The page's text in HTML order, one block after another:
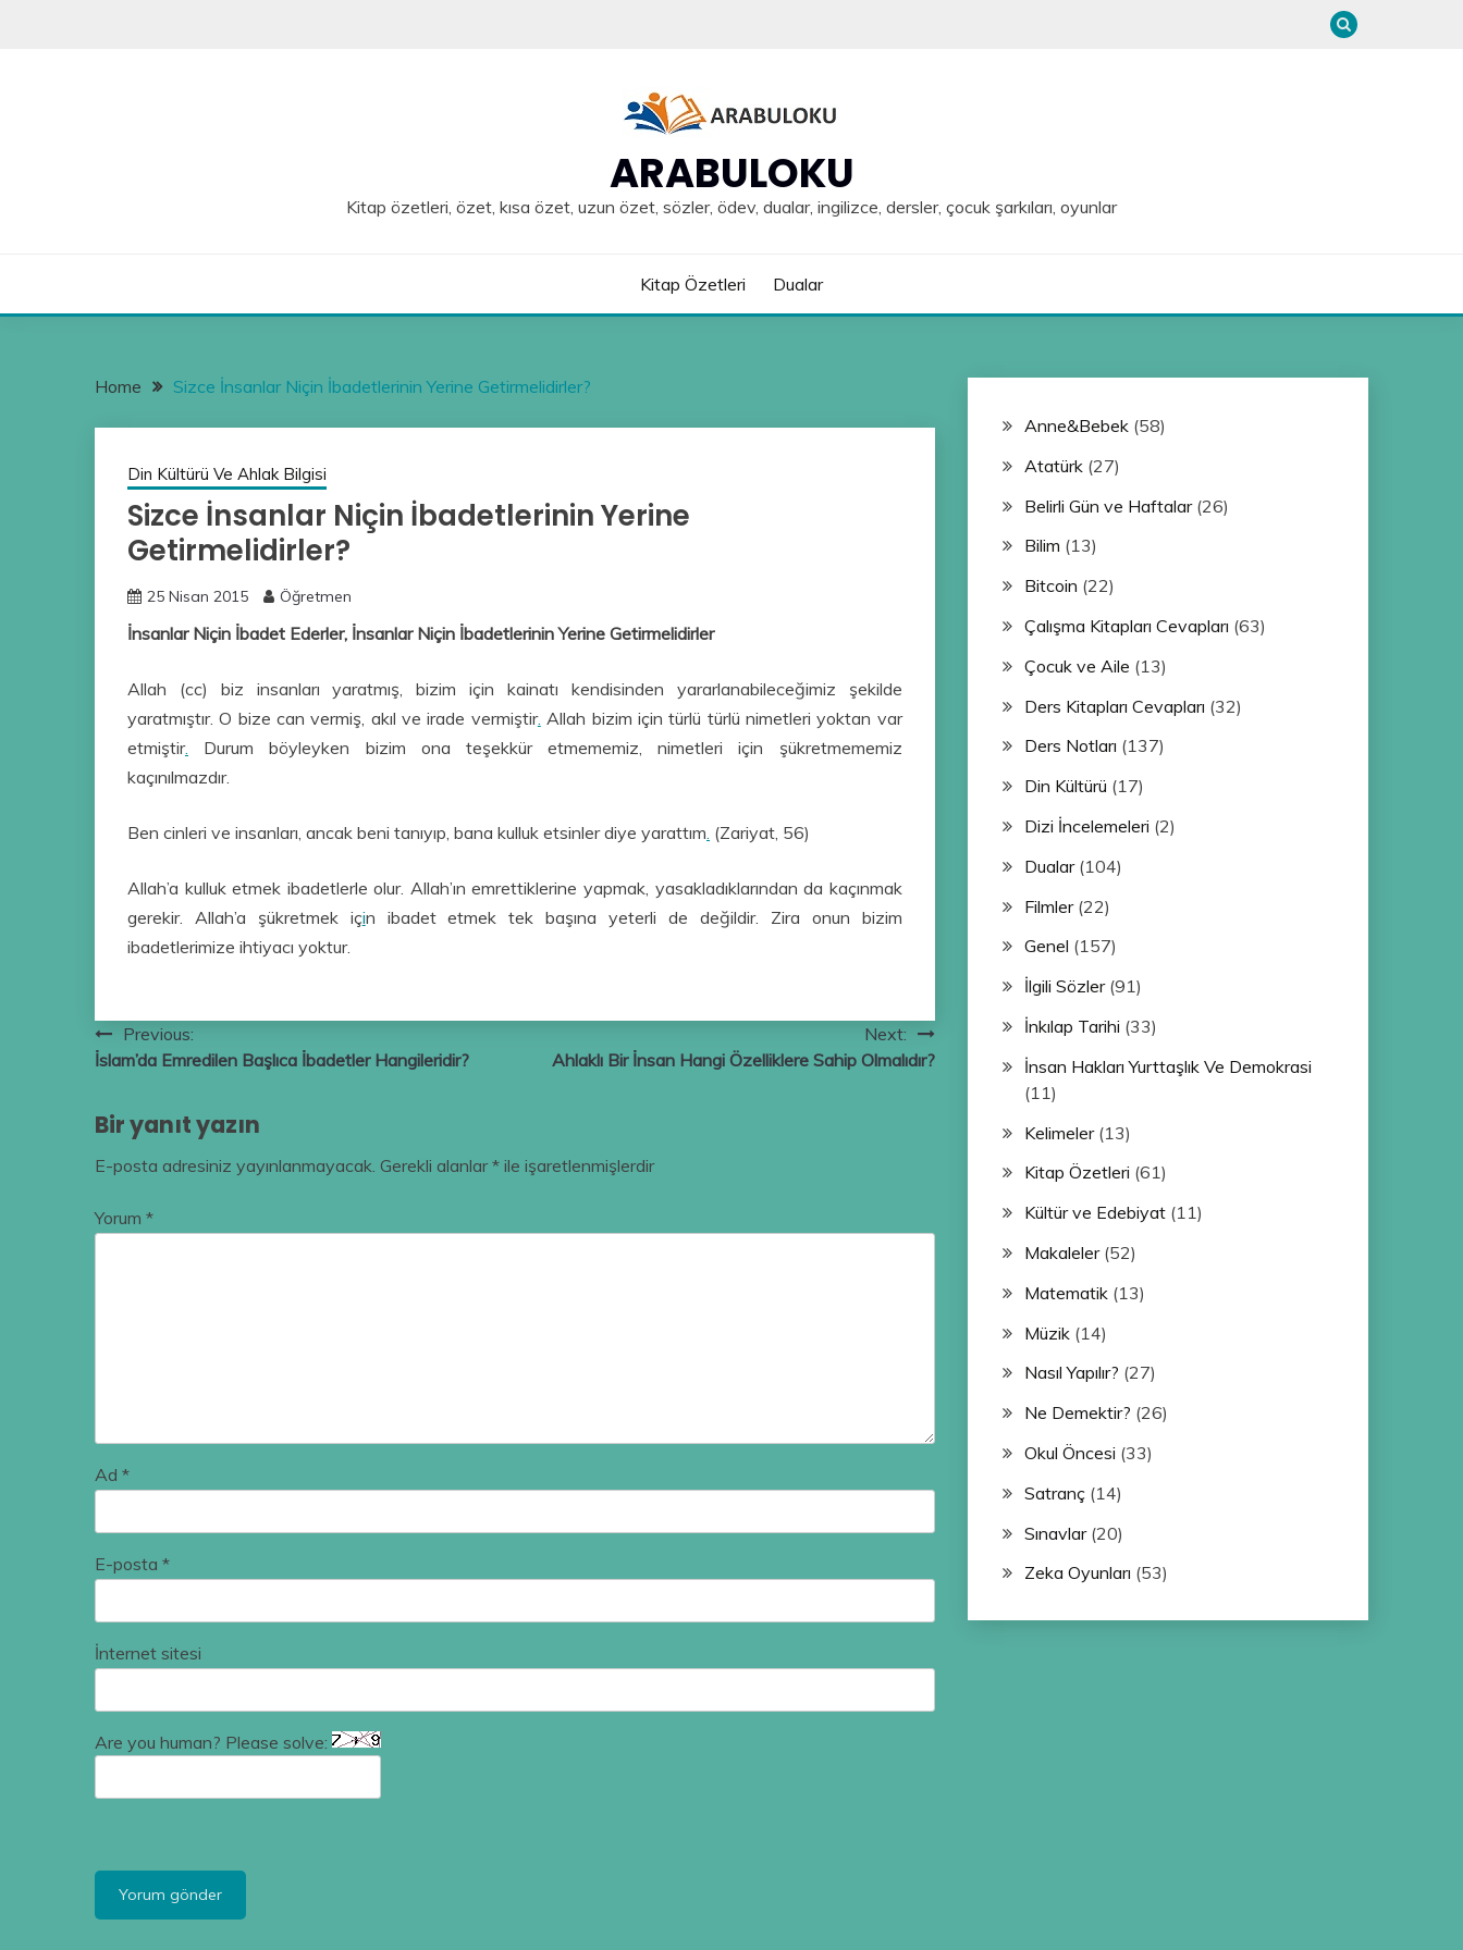
ARABULOKU
Kitap özetleri, özet, kısa özet, uzun özet, sözler, ödev, dualar, ingilizce, dersler, çocuk şarkıları, oyunlar
Kitap Özetleri Dualar
Home Sizce İnsanlar Niçin İbadetlerinin Yerine Getirmelidirler?
Din Kültürü Ve Ahlak Bilgisi
Sizce İnsanlar Niçin İbadetlerinin Yerine
Getirmelidirler?
25 Nisan 2015 Öğretmen
İnsanlar Niçin İbadet Ederler, İnsanlar Niçin İbadetlerinin Yerine Getirmelidirler
Allah (cc) biz insanları yaratmış, bizim için kainatı kendisinden yararlanabileceğimiz şekilde
yaratmıştır. O bize can vermiş, akıl ve irade vermiştir. Allah bizim için türlü türlü nimetleri yoktan var
etmiştir. Durum böyleyken bizim ona teşekkür etmememiz, nimetleri için şükretmememiz
kaçınılmazdır.
Ben cinleri ve insanları, ancak beni tanıyıp, bana kulluk etsinler diye yarattım. (Zariyat, 56)
Allah’a kulluk etmek ibadetlerle olur. Allah’ın emrettiklerine yapmak, yasakladıklarından da kaçınmak
gerekir. Allah’a şükretmek için ibadet etmek tek başına yeterli de değildir. Zira onun bizim
ibadetlerimize ihtiyacı yoktur.
Yazı
gezinmesi
Previous:
İslam’da Emredilen Başlıca İbadetler Hangileridir?
Next:
Ahlaklı Bir İnsan Hangi Özelliklere Sahip Olmalıdır?
Bir yanıt yazın
E-posta adresiniz yayınlanmayacak. Gerekli alanlar* ile işaretlenmişlerdir
Yorum *
Ad *
E-posta *
İnternet sitesi
Are you human? Please solve:
Anne&Bebek(58)
Atatürk(27)
Belirli Gün ve Haftalar(26)
Bilim (13)
Bitcoin (22)
Çalışma Kitapları Cevapları (63)
Çocuk ve Aile (13)
Ders Kitapları Cevapları (32)
Ders Notları (137)
Din Kültürü (17)
Dizi İncelemeleri (2)
Dualar(104)
Filmler(22)
Genel (157)
İlgili Sözler(91)
İnkılap Tarihi (33)
İnsan Hakları Yurttaşlık Ve Demokrasi
(11)
Kelimeler(13)
Kitap Özetleri (61)
Kültür ve Edebiyat(11)
Makaleler(52)
Matematik(13)
Müzik(14)
Nasıl Yapılır? (27)
Ne Demektir? (26)
Okul Öncesi (33)
Satranç(14)
Sınavlar(20)
Zeka Oyunları (53)